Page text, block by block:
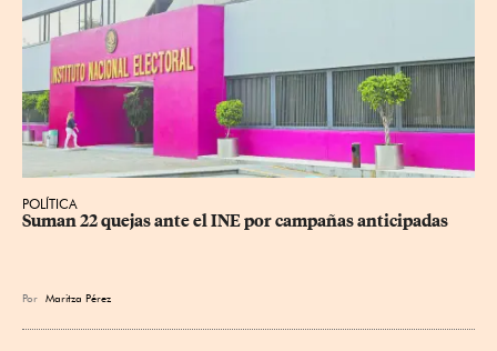
POLÍTICA
Suman 22 quejas ante el INE por campañas anticipadas
Por Maritza Pérez